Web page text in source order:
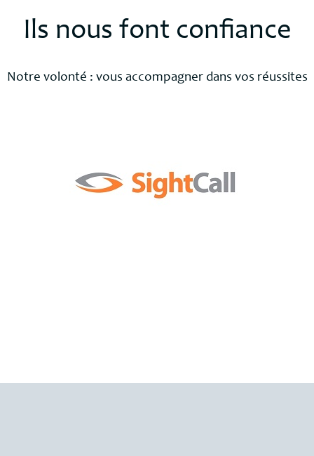
Ils nous font confiance
Notre volonté : vous accompagner dans vos réussites